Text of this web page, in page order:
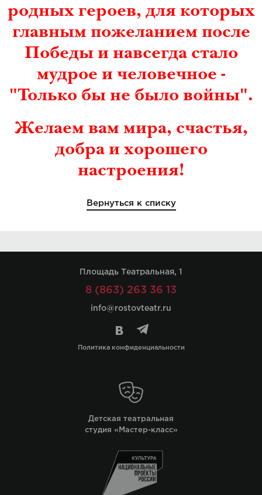
родных героев, для которых
главным пожеланием после
Победы и навсегда стало
мудрое и человечное -
"Только бы не было войны".
Желаем вам мира, счастья,
добра и хорошего
настроения!
Вернуться к списку
Площадь Театральная, 1
8 (863) 263 36 13
info@rostovteatr.ru
Политика конфиденциальности
Детская театральная
студия «Мастер-класс»